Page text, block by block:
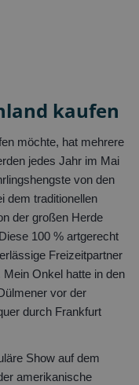
kaufen
möchte, hat mehrere
jedes Jahr im Mai
von den
dem traditionellen
der großen Herde
100 % artgerecht
Freizeitpartner
Onkel hatte in den
vor der
durch Frankfurt
Show auf dem
amerikanische